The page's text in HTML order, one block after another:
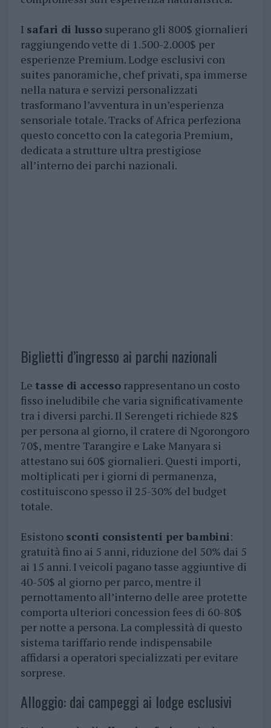
I safari di lussosuperano gli 800$ giornalieri
raggiungendo vette di 1.500-2.000$ per
esperienze Premium. Lodge esclusivi con
suites panoramiche, chef privati, spa immerse
nella natura e servizi personalizzati
trasformano l’avventura in un’esperienza
sensoriale totale. Tracks of Africa perfeziona
questo concetto con la categoria Premium,
dedicata a strutture ultra prestigiose
all’interno dei parchi nazionali.
Biglietti d’ingresso ai parchi nazionali
Le tasse di accessorappresentano un costo
fisso ineludibile che varia significativamente
tra i diversi parchi. Il Serengeti richiede 82$
per persona al giorno, il cratere di Ngorongoro
70$, mentre Tarangire e Lake Manyara si
attestano sui 60$ giornalieri. Questi importi,
moltiplicati per i giorni di permanenza,
costituiscono spesso il 25-30% del budget
totale.
Esistono sconti consistenti per bambini:
gratuità fino ai 5 anni, riduzione del 50% dai 5
ai 15 anni. I veicoli pagano tasse aggiuntive di
40-50$ al giorno per parco, mentre il
pernottamento all’interno delle aree protette
comporta ulteriori concession fees di 60-80$
per notte a persona. La complessità di questo
sistema tariffario rende indispensabile
affidarsi a operatori specializzati per evitare
sorprese.
Alloggio: dai campeggi ai lodge esclusivi